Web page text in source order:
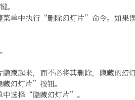
键。
单中执行“删除幻灯片”命令。如果
藏起来，而不必将其删除，隐藏的幻
幻灯片”按钮。
中选择“隐藏幻灯片”。